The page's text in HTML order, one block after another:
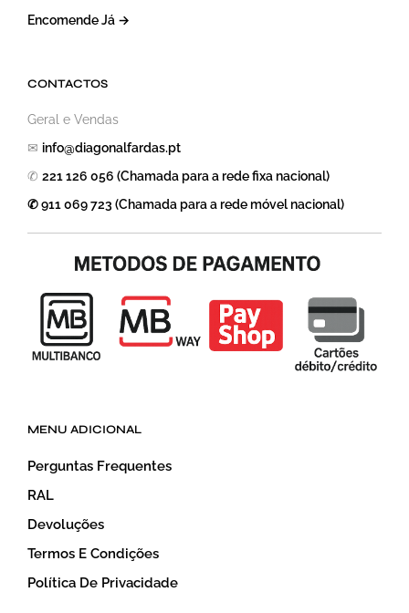
Encomende Já →
CONTACTOS
Geral e Vendas
✉ info@diagonalfardas.pt
✆ 221 126 056 (Chamada para a rede fixa nacional)
✆ 911 069 723 (Chamada para a rede móvel nacional)
MENU ADICIONAL
Perguntas Frequentes
RAL
Devoluções
Termos E Condições
Política De Privacidade